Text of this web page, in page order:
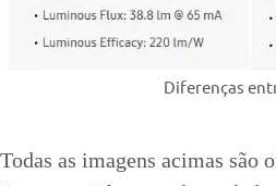
Diferenças
Todas as imagens acimas são